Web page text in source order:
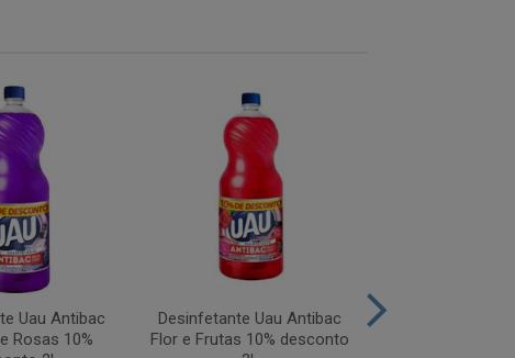
Uau Antibac
Rosas 10%
Desinfetante Uau Antibac
Flor e Frutas 10% desconto